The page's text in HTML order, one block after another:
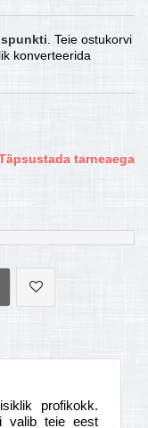
. Teie ostukorvi
konverteerida
tarneaega
profikokk.
valib teie eest